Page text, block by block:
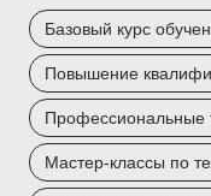
Базовый курс
Повышение
Профессиональные
Мастер-классы по